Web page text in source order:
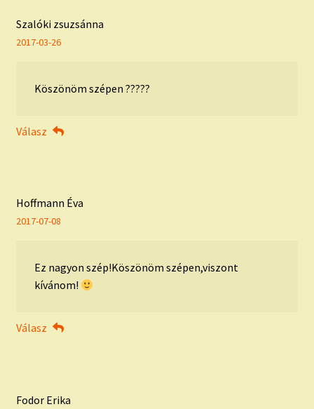
Szalóki zsuzsánna
2017-03-26
Köszönöm szépen ?????
Válasz
Hoffmann Éva
2017-07-08
Ez nagyon szép!Köszönöm szépen,viszont
kívánom!
Válasz
Fodor Erika